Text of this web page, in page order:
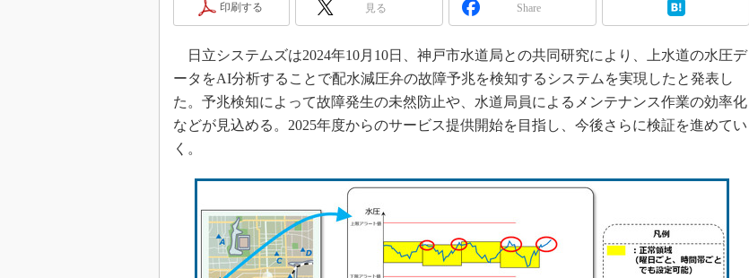
IGAS2018
印刷する 見る Share
日立システムズは2024年10月10日、神戸市水道局との共同研究により、上水道の水圧デ
ータをAI分析することで配水減圧弁の故障予兆を検知するシステムを実現したと発表し
た。予兆検知によって故障発生の未然防止や、水道局員によるメンテナンス作業の効率化
などが見込める。2025年度からのサービス提供開始を目指し、今後さらに検証を進めてい
く。